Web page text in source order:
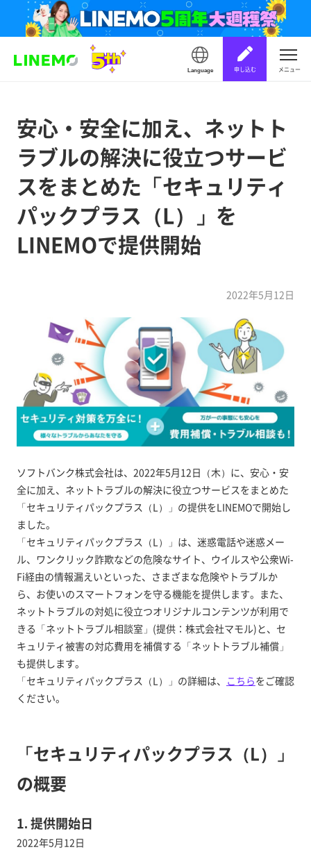
Language 申し込む メニュー
安心・安全に加え、ネットト
ラブルの解決に役立つサービ
スをまとめた「セキュリティ
パックプラス（L）」を
LINEMOで提供開始
2022年5月12日
ソフトバンク株式会社は、2022年5月12日（木）に、安心・安
全に加え、ネットトラブルの解決に役立つサービスをまとめた
「セキュリティパックプラス（L）」の提供をLINEMOで開始し
ました。
「セキュリティパックプラス（L）」は、迷惑電話や迷惑メー
ル、ワンクリック詐欺などの危険なサイト、ウイルスや公衆Wi-
Fi経由の情報漏えいといった、さまざまな危険やトラブルか
ら、お使いのスマートフォンを守る機能を提供します。また、
ネットトラブルの対処に役立つオリジナルコンテンツが利用で
きる「ネットトラブル相談室」(提供：株式会社マモル)と、セ
キュリティ被害の対応費用を補償する「ネットトラブル補償」
も提供します。
「セキュリティパックプラス（L）」の詳細は、 こちらをご確認
ください。
「セキュリティパックプラス（L）」
の概要
1. 提供開始日
2022年5月12日